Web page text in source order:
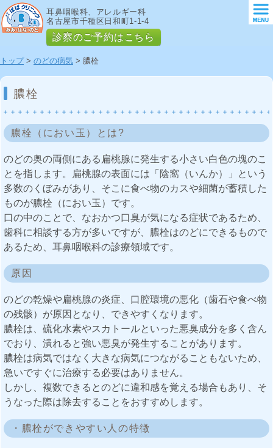
耳鼻咽喉科、アレルギー科
名古屋市千種区日和町1-1-4
診察のご予約はこちら
トップ> のどの病気 > 膿栓
膿栓
膿栓（におい玉）とは?
のどの奥の両側にある扁桃腺に発生する小さい白色の塊のこ
とを指します。扁桃腺の表面には「陰窩（いんか）」という
多数のくぼみがあり、そこに食べ物のカスや細菌が蓄積した
ものが膿栓（におい玉）です。
口の中のことで、なおかつ口臭が気になる症状であるため、
歯科に相談する方が多いですが、膿栓はのどにできるもので
あるため、耳鼻咽喉科の診療領域です。
原因
のどの乾燥や扁桃腺の炎症、口腔環境の悪化（歯石や食べ物
の残骸）が原因となり、できやすくなります。
膿栓は、硫化水素やスカトールといった悪臭成分を多く含ん
でおり、潰れると強い悪臭が発生することがあります。
膿栓は病気ではなく大きな病気につながることもないため、
急いですぐに治療する必要はありません。
しかし、複数できるとのどに違和感を覚える場合もあり、そ
うなった際は除去することをおすすめします。
・膿栓ができやすい人の特徴